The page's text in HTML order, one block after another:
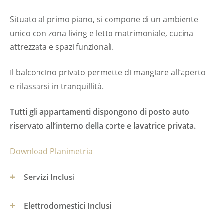
Situato al primo piano, si compone di un ambiente
unico con zona living e letto matrimoniale, cucina
attrezzata e spazi funzionali.
Il balconcino privato permette di mangiare all’aperto
e rilassarsi in tranquillità.
Tutti gli appartamenti dispongono di posto auto
riservato all’interno della corte e lavatrice privata.
Download Planimetria
Servizi Inclusi
Elettrodomestici Inclusi